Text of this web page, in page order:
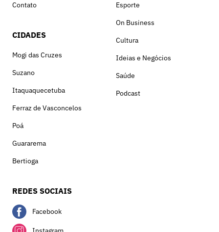
Contato
CIDADES
Mogi das Cruzes
Suzano
Itaquaquecetuba
Ferraz de Vasconcelos
Poá
Guararema
Bertioga
Esporte
On Business
Cultura
Ideias e Negócios
Saúde
Podcast
REDES SOCIAIS
Facebook